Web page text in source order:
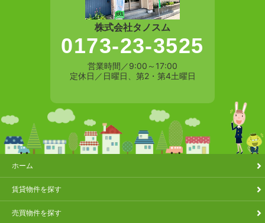
株式会社タノスム
0173-23-3525
営業時間／9:00～17:00
定休日／日曜日、第2・第4土曜日
ホーム
賃貸物件を探す
売買物件を探す